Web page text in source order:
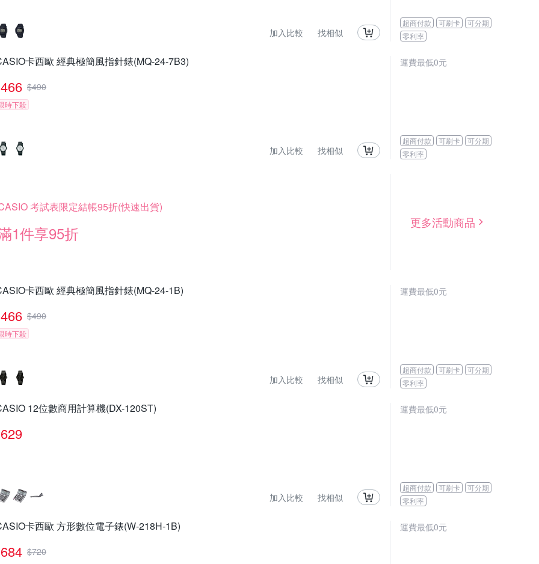
加入比較 找相似
超商付款 可刷卡
可分期
零利率
卡西歐 經典極簡風指針錶(MQ-24-7B3)
466 $490
時下殺
加入比較 找相似
運費最低0元
超商付款 可刷卡
可分期
零利率
考試表限定結帳95折(快速出貨)
1件享95折
更多活動商品
卡西歐 經典極簡風指針錶(MQ-24-1B)
466 $490
時下殺
加入比較 找相似
運費最低0元
超商付款 可刷卡
可分期
零利率
12位數商用計算機(DX-120ST)
629
加入比較 找相似
運費最低0元
超商付款 可刷卡
可分期
零利率
卡西歐 方形數位電子錶(W-218H-1B)
684 $720
運費最低0元